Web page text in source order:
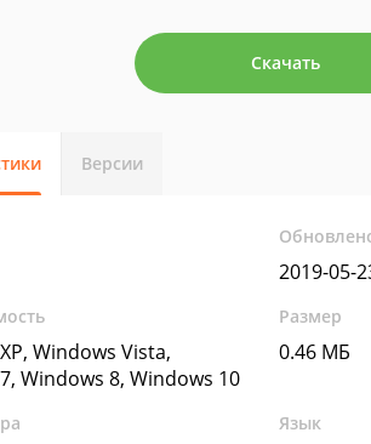
Скачать
Версии
2019-05-
Windows Vista,
Windows 8, Windows 10
Размер
0.46 МБ
Язык